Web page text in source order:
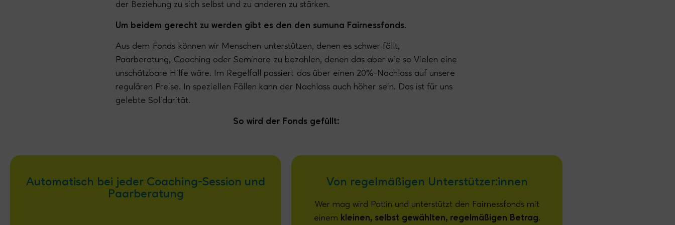
der Beziehung zu sich selbst und zu anderen zu stärken.
Um beidem gerecht zu werden gibt es den den sumuna Fairnessfonds.
Aus dem Fonds können wir Menschen unterstützen, denen es schwer fällt,
Paarberatung, Coaching oder Seminare zu bezahlen, denen das aber wie so Vielen eine
unschätzbare Hilfe wäre. Im Regelfall passiert das über einen 20%-Nachlass auf unsere
regulären Preise. In speziellen Fällen kann der Nachlass auch höher sein. Das ist für uns
gelebte Solidarität.
So wird der Fonds gefüllt:
Automatisch bei jeder Coaching-Session und
Paarberatung
Von regelmäßigen Unterstützer:innen
Wer mag wird Pat:in und unterstützt den Fairnessfonds mit
einem kleinen, selbst gewählten, regelmäßigen Betrag.